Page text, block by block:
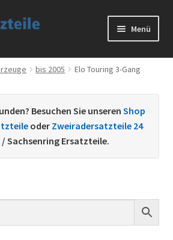
Menü
bis 2005
Elo Touring 3-Gang
Besuchen Sie unseren Shop
oder Zweiradersatzteile 24
Sachsenring Ersatzteile.